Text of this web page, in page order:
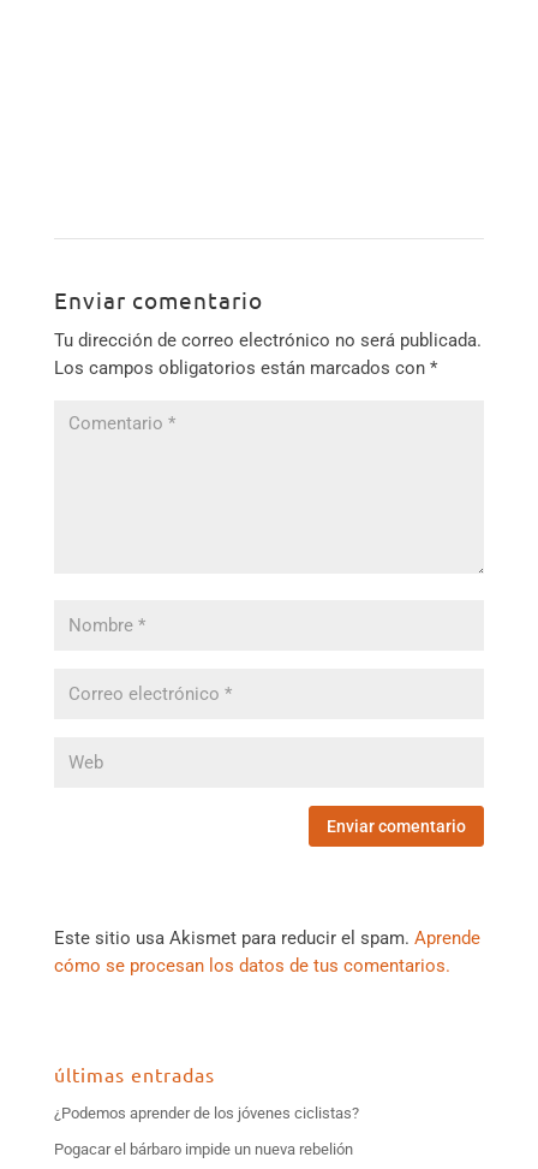
Enviar comentario
Tu dirección de correo electrónico no será publicada.
Los campos obligatorios están marcados con *
Este sitio usa Akismet para reducir el spam. Aprende
cómo se procesan los datos de tus comentarios.
últimas entradas
¿Podemos aprender de los jóvenes ciclistas?
Pogacar el bárbaro impide un nueva rebelión